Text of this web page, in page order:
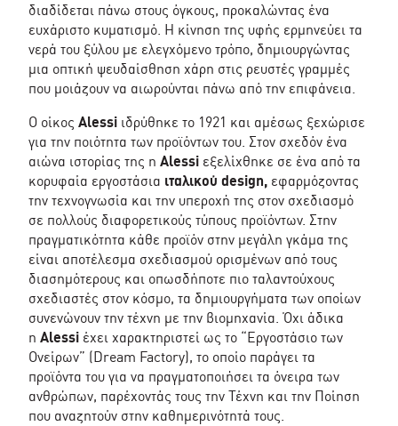
διαδίδεται πάνω στους όγκους, προκαλώντας ένα
ευχάριστο κυματισμό. Η κίνηση της υφής ερμηνεύει τα
νερά του ξύλου με ελεγχόμενο τρόπο, δημιουργώντας
μια οπτική ψευδαίσθηση χάρη στις ρευστές γραμμές
που μοιάζουν να αιωρούνται πάνω από την επιφάνεια.
Ο οίκος Alessi ιδρύθηκε το 1921 και αμέσως ξεχώρισε
για την ποιότητα των προϊόντων του. Στον σχεδόν ένα
αιώνα ιστορίας της η Alessi εξελίχθηκε σε ένα από τα
κορυφαία εργοστάσια ιταλικού design, εφαρμόζοντας
την τεχνογνωσία και την υπεροχή της στον σχεδιασμό
σε πολλούς διαφορετικούς τύπους προϊόντων. Στην
πραγματικότητα κάθε προϊόν στην μεγάλη γκάμα της
είναι αποτέλεσμα σχεδιασμού ορισμένων από τους
διασημότερους και οπωσδήποτε πιο ταλαντούχους
σχεδιαστές στον κόσμο, τα δημιουργήματα των οποίων
συνενώνουν την τέχνη με την βιομηχανία. Όχι άδικα
η Alessi έχει χαρακτηριστεί ως το “Εργοστάσιο των
Ονείρων” (Dream Factory), το οποίο παράγει τα
προϊόντα του για να πραγματοποιήσει τα όνειρα των
ανθρώπων, παρέχοντάς τους την Τέχνη και την Ποίηση
που αναζητούν στην καθημερινότητά τους.